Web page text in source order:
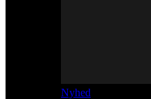
Nyhed